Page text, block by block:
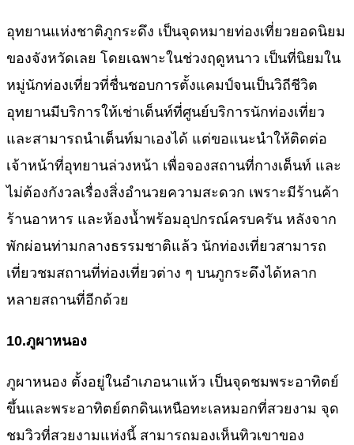
อุทยานแห่งชาติภูกระดึง เป็นจุดหมายท่องเที่ยวยอดนิยม
ของจังหวัดเลย โดยเฉพาะในช่วงฤดูหนาว เป็นที่นิยมใน
หมู่นักท่องเที่ยวที่ชื่นชอบการตั้งแคมป์จนเป็นวิถีชีวิต
อุทยานมีบริการให้เช่าเต็นท์ที่ศูนย์บริการนักท่องเที่ยว
และสามารถนำเต็นท์มาเองได้ แต่ขอแนะนำให้ติดต่อ
เจ้าหน้าที่อุทยานล่วงหน้า เพื่อจองสถานที่กางเต็นท์ และ
ไม่ต้องกังวลเรื่องสิ่งอำนวยความสะดวก เพราะมีร้านค้า
ร้านอาหาร และห้องน้ำพร้อมอุปกรณ์ครบครัน หลังจาก
พักผ่อนท่ามกลางธรรมชาติแล้ว นักท่องเที่ยวสามารถ
เที่ยวชมสถานที่ท่องเที่ยวต่าง ๆ บนภูกระดึงได้หลาก
หลายสถานที่อีกด้วย
10.ภูผาหนอง
ภูผาหนอง ตั้งอยู่ในอำเภอนาแห้ว เป็นจุดชมพระอาทิตย์
ขึ้นและพระอาทิตย์ตกดินเหนือทะเลหมอกที่สวยงาม จุด
ชมวิวที่สวยงามแห่งนี้ สามารถมองเห็นทิวเขาของ